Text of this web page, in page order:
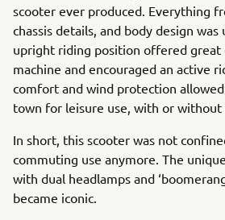
scooter ever produced. Everything
chassis details, and body design was
upright riding position offered great
machine and encouraged an active
comfort and wind protection
town for leisure use, with or without
In short, this scooter was not
commuting use anymore. The
with dual headlamps and
became iconic.